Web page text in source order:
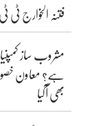
فتنہ الخوارج ٹی
مشروب ساز
ہے؟ معاون
بھی آگیا